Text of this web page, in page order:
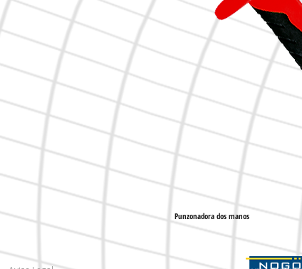
Punzonadora dos manos